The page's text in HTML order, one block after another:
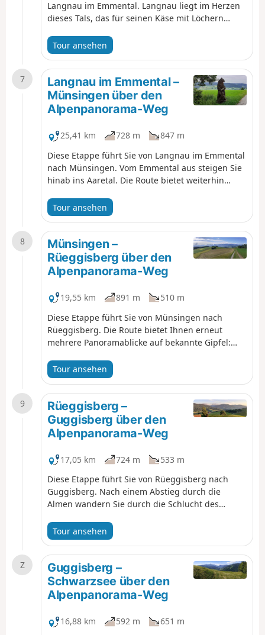
Langnau im Emmental. Langnau liegt im Herzen
dieses Tals, das für seinen Käse mit Löchern
dem sich Panoramablicke auf die Berner Alpen
und Almen abwechseln. Bei gutem Wetter
können Sie bekannte Gipfel wie den Mönch, den
Eiger und die Jungfrau sehen.
Tour ansehen
7
Langnau im Emmental –
Münsingen über den
Alpenpanorama-Weg
25,41 km 728 m
847 m
Diese Etappe führt Sie von Langnau im Emmental
nach Münsingen. Vom Emmental aus steigen Sie
hinab ins Aaretal. Die Route bietet weiterhin
Blasenfluh, dem höchsten Punkt des Tages. Trotz
des Höhenverlusts ist die Entfernung gross
genug, um die Giganten der Berner Alpen noch
zu sehen.
Tour ansehen
8
Münsingen –
Rüeggisberg über den
Alpenpanorama-Weg
19,55 km 891 m
510 m
Diese Etappe führt Sie von Münsingen nach
Rüeggisberg. Die Route bietet Ihnen erneut
mehrere Panoramablicke auf bekannte Gipfel:
auf den Thunersee. Geniessen Sie das
beschauliche Dorf Rüeggisberg und bewundern
Sie die Überreste seines ehemaligen Klosters.
Tour ansehen
9
Rüeggisberg –
Guggisberg über den
Alpenpanorama-Weg
17,05 km 724 m
533 m
Diese Etappe führt Sie von Rüeggisberg nach
Guggisberg. Nach einem Abstieg durch die
Almen wandern Sie durch die Schlucht des
Schwarzenburg bietet Ihnen einen letzten Blick
auf die Berner Alpen. Bevor Sie nach Guggisberg
hinabsteigen, können Sie auf dem Gipfel des
Guggershorns einen Panoramablick geniessen.
Tour ansehen
Z
Guggisberg –
Schwarzsee über den
Alpenpanorama-Weg
16,88 km 592 m
651 m